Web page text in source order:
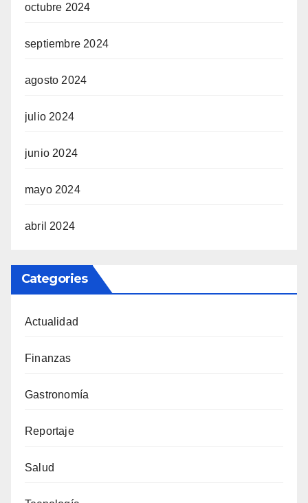
octubre 2024
septiembre 2024
agosto 2024
julio 2024
junio 2024
mayo 2024
abril 2024
Categories
Actualidad
Finanzas
Gastronomía
Reportaje
Salud